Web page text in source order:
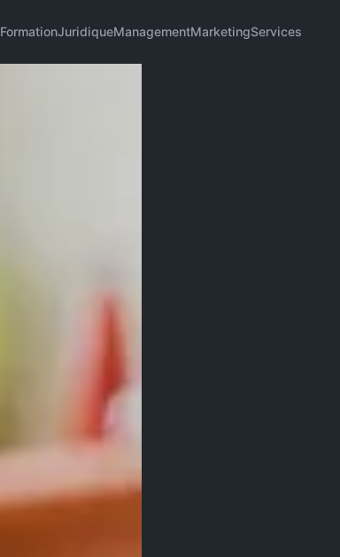
FormationJuridiqueManagementMarketingServices